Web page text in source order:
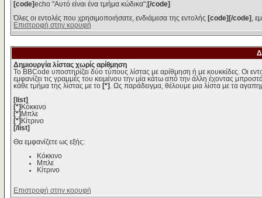
[code] echo "Αυτό είναι ένα τμήμα κώδικα"; [/code]
Όλες οι εντολές που χρησιμοποιήσατε, ενδιάμεσα της εντολής
[code][/code]
,
Επιστροφή στην κορυφή
Δημιουργία λίστας χωρίς αρίθμηση
Το BBCode υποστηρίζει δύο τύπους λίστας με αρίθμηση ή με κουκκίδες. Οι
εμφανίζει τις γραμμές του κειμένου την μία κάτω από την άλλη έχοντας
κάθε τμήμα της λίστας με το [*]
. Ως παράδειγμα, θέλουμε μια λίστα με τα
[list]
[*] Κόκκινο
[*] Μπλε
[*] Κίτρινο
[/list]
Θα εμφανίζετε ως εξής:
Κόκκινο
Μπλε
Κίτρινο
Επιστροφή στην κορυφή